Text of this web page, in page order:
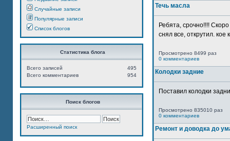
Случайные записи
Популярные записи
Список блогов
Статистика блога
495
Всего записей
954
Всего комментариев
Поиск блогов
Расширенный поиск
Течь масла
Ребята, срочно!!!!
снял все, открутил. кое
Просмотрено 8499 раз
0 комментариев
Колодки задние
Поставил колодки
Просмотрено 835010 раз
0 комментариев
Ремонт и доводка до